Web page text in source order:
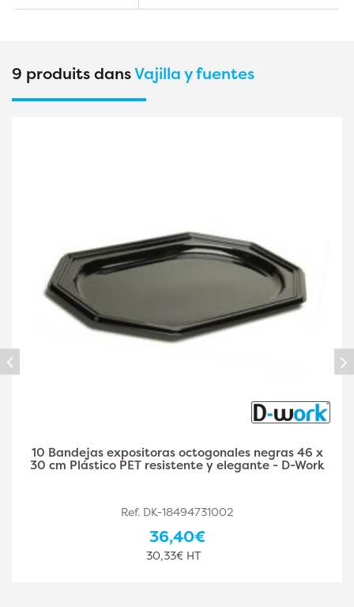
9 produits dansVajilla y fuentes
10 Bandejas de presentación octogonales negras 35
x 24 cm Plástico PET resistente y elegante - D-Work
Ref. DK-18494731003
26,50€
22,08€ HT